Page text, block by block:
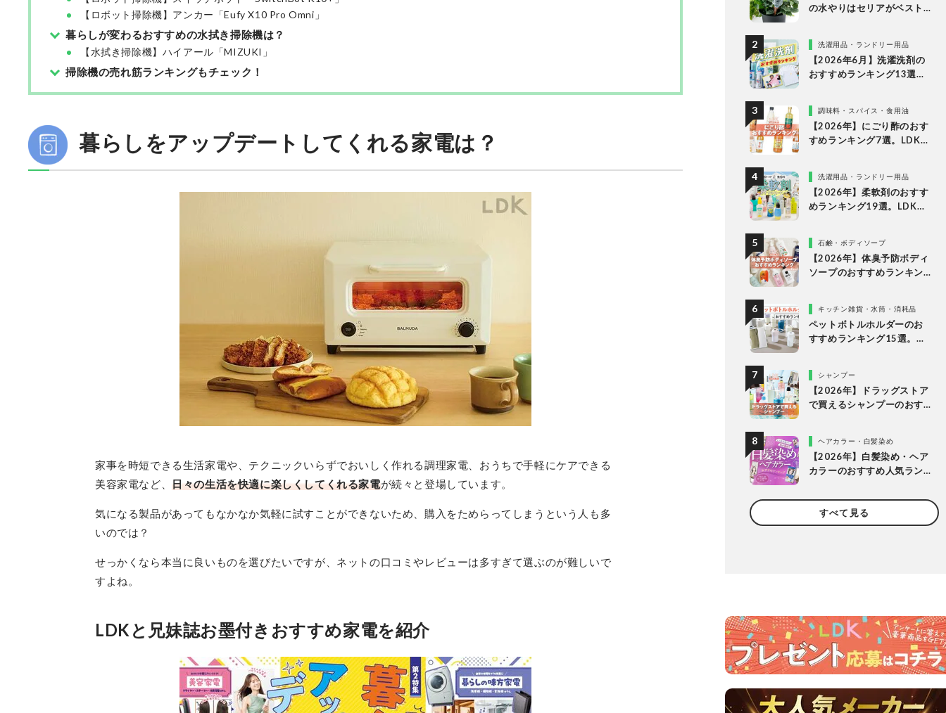
【ロボット掃除機】アンカー「Eufy X10 Pro Omni」
暮らしが変わるおすすめの水拭き掃除機は？
【水拭き掃除機】ハイアール「MIZUKI」
掃除機の売れ筋ランキングもチェック！
暮らしをアップデートしてくれる家電は？
家事を時短できる生活家電や、テクニックいらずでおいしく作れる調理家電、おうちで手軽にケアできる
美容家電など、日々の生活を快適に楽しくしてくれる家電が続々と登場しています。
気になる製品があってもなかなか気軽に試すことができないため、購入をためらってしまうという人も多
いのでは？
せっかくなら本当に良いものを選びたいですが、ネットの口コミやレビューは多すぎて選ぶのが難しいで
すよね。
LDKと兄妹誌お墨付きおすすめ家電を紹介
の水やりはセリアがベスト
洗濯用品・ランドリー用品
【2026年6月】洗濯洗剤の
おすすめランキング13選。
検証調味料・スパイス・食用油
【2026年】にごり酢のおす
すめランキング7選。LDKが
洗濯用品・ランドリー用品
【2026年】柔軟剤のおすす
めランキング19選。LDKが
石鹸・ボディソープ
【2026年】体臭予防ボディ
ソープのおすすめランキン
キッチン雑貨・水筒・消耗品
ペットボトルホルダーのお
すすめランキング15選。
シャンプー
【2026年】ドラッグストア
で買えるシャンプーのおす
比較ヘアカラー・白髪染め
【2026年】白髪染め・ヘア
カラーのおすすめ人気ラン
市販製品を明るめ・暗め別
に比較
すべて見る